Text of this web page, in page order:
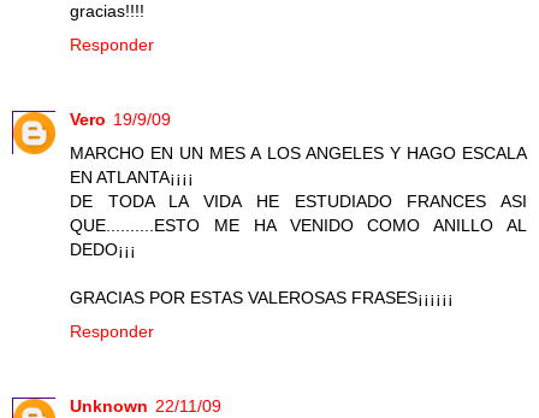
gracias!!!!
Responder
Vero 19/9/09
MARCHO EN UN MES A LOS ANGELES Y HAGO ESCALA
EN ATLANTA¡¡¡¡
DE TODA LA VIDA HE ESTUDIADO FRANCES ASI
QUE..........ESTO ME HA VENIDO COMO ANILLO AL
DEDO¡¡¡
GRACIAS POR ESTAS VALEROSAS FRASES¡¡¡¡¡¡
Responder
Unknown 22/11/09